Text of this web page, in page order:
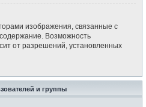
изображения, связанные с
Возможность
от разрешений, установленных
и группы